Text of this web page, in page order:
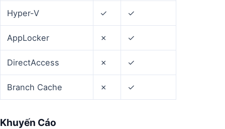
Hyper-V ✓ ✓
AppLocker ✗ ✓
DirectAccess ✗ ✓
Branch Cache ✗ ✓
Khuyến Cáo